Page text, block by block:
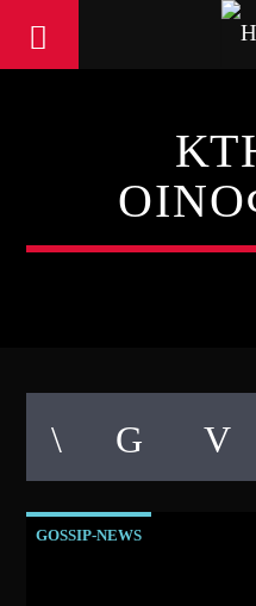
GOSSIP-NEWS